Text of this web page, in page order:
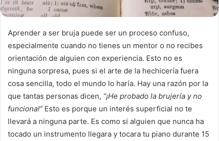
Aprender a ser bruja puede ser un proceso confuso,
especialmente cuando no tienes un mentor o no recibes
orientación de alguien con experiencia. Esto no es
ninguna sorpresa, pues si el arte de la hechicería fuera
cosa sencilla, todo el mundo lo haría. Hay una razón por la
que tantas personas dicen, “¡He probado la brujería y no
funciona!” Esto es porque un interés superficial no te
llevará a ninguna parte. Es como si alguien que nunca ha
tocado un instrumento llegara y tocara tu piano durante 15